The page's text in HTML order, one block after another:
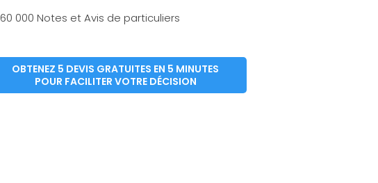
60 000 Notes et Avis de particuliers
OBTENEZ 5 DEVIS GRATUITES EN 5 MINUTES
POUR FACILITER VOTRE DÉCISION